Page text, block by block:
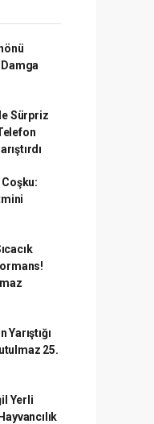
Sürpriz
Yarıştığı
25.
Yerli